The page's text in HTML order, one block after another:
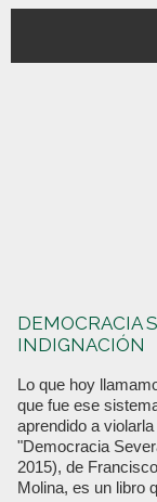
DEMOCRACIA
INDIGNACIÓN
Lo que hoy
que fue ese
aprendido a
"Democracia
2015), de
Molina, es un libro